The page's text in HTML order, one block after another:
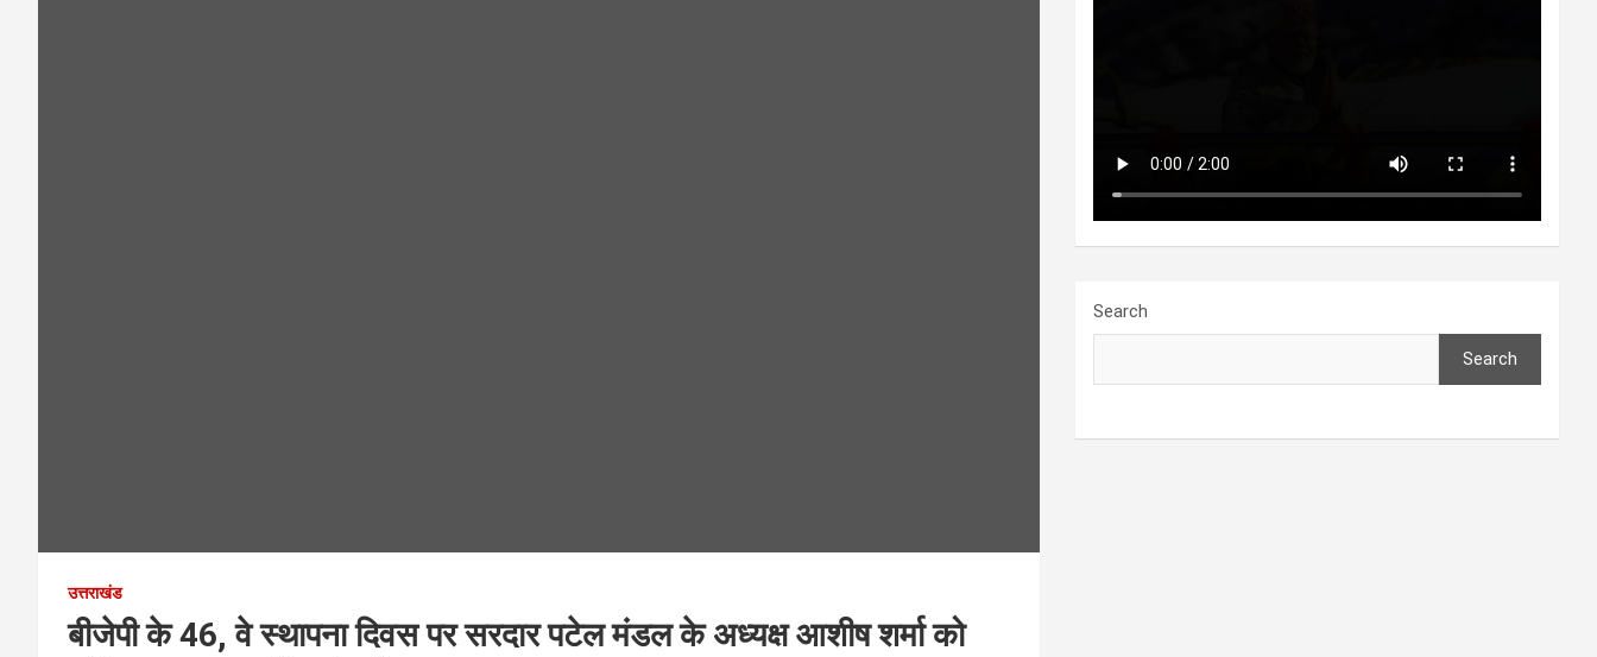
उत्तराखंड
बीजेपी के 46, वे स्थापना दिवस पर सरदार पटेल मंडल के अध्यक्ष आशीष शर्मा को
Search
Search